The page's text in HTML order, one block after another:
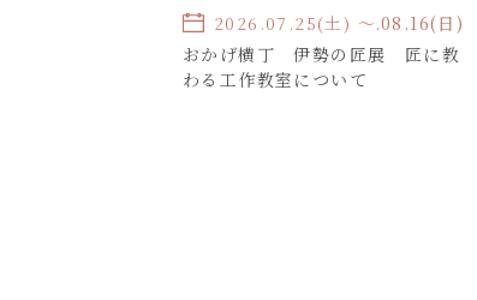
2026.07.25(土) 〜2026.08.16(日)
おかげ横丁 伊勢の匠展 匠に教
わる工作教室について